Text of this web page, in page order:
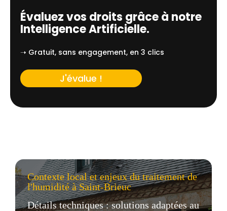
Évaluez vos droits grâce à notre
Intelligence Artificielle.
➝ Gratuit, sans engagement, en 3 clics
J'évalue !
Contexte local et enjeux du traitement de
l'humidité à Saint-Brieuc
Détails techniques : solutions adaptées au